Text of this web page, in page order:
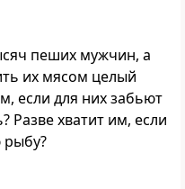
пеших мужчин, а
их мясом целый
если для них забьют
Разве хватит им, если
рыбу?